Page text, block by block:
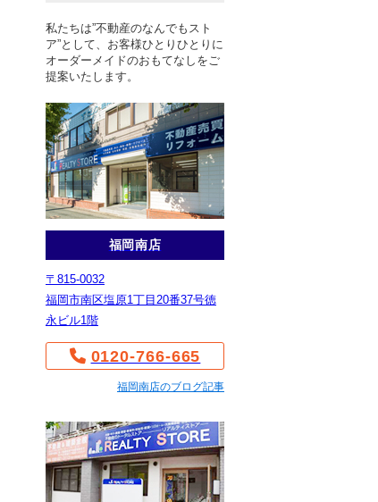
私たちは”不動産のなんでもスト
ア”として、お客様ひとりひとりに
オーダーメイドのおもてなしをご
提案いたします。
福岡南店
〒815-0032
福岡市南区塩原1丁目20番37号徳
永ビル1階
0120-766-665
福岡南店のブログ記事